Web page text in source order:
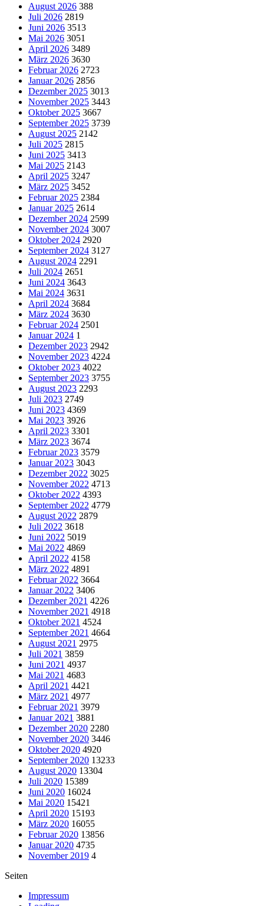
August 2026 388
Juli 2026 2819
Juni 2026 3513
Mai 2026 3051
April 2026 3489
März 2026 3630
Februar 2026 2723
Januar 2026 2856
Dezember 2025 3013
November 2025 3443
Oktober 2025 3667
September 2025 3739
August 2025 2142
Juli 2025 2815
Juni 2025 3413
Mai 2025 2143
April 2025 3247
März 2025 3452
Februar 2025 2384
Januar 2025 2614
Dezember 2024 2599
November 2024 3007
Oktober 2024 2920
September 2024 3127
August 2024 2291
Juli 2024 2651
Juni 2024 3643
Mai 2024 3631
April 2024 3684
März 2024 3630
Februar 2024 2501
Januar 2024 1
Dezember 2023 2942
November 2023 4224
Oktober 2023 4022
September 2023 3755
August 2023 2293
Juli 2023 2749
Juni 2023 4369
Mai 2023 3926
April 2023 3301
März 2023 3674
Februar 2023 3579
Januar 2023 3043
Dezember 2022 3025
November 2022 4713
Oktober 2022 4393
September 2022 4779
August 2022 2879
Juli 2022 3618
Juni 2022 5019
Mai 2022 4869
April 2022 4158
März 2022 4891
Februar 2022 3664
Januar 2022 3406
Dezember 2021 4226
November 2021 4918
Oktober 2021 4524
September 2021 4664
August 2021 2975
Juli 2021 3859
Juni 2021 4937
Mai 2021 4683
April 2021 4421
März 2021 4977
Februar 2021 3979
Januar 2021 3881
Dezember 2020 2280
November 2020 3446
Oktober 2020 4920
September 2020 13233
August 2020 13304
Juli 2020 15389
Juni 2020 16024
Mai 2020 15421
April 2020 15193
März 2020 16055
Februar 2020 13856
Januar 2020 4735
November 2019 4
Seiten
Impressum